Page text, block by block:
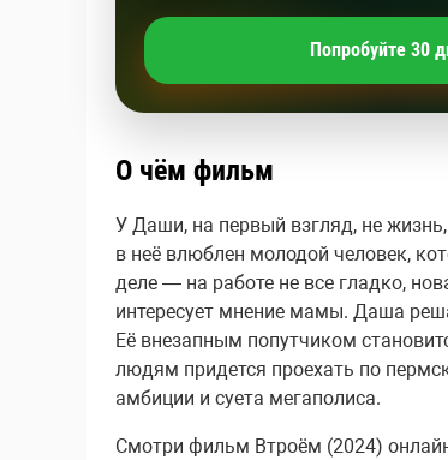
Попробуйте 30
О чём фильм
У Даши, на первый взгляд, не
в неё влюблен молодой человек,
деле — на работе не все гладко,
интересует мнение мамы. Даша
Её внезапным попутчиком
людям придется проехать по
амбиции и суета мегаполиса.
Смотри фильм Втроём (2024)